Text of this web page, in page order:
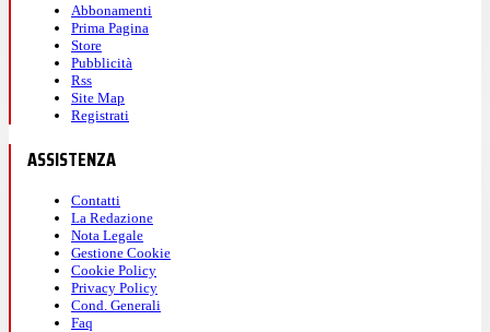
Abbonamenti
Prima Pagina
Store
Pubblicità
Rss
Site Map
Registrati
ASSISTENZA
Contatti
La Redazione
Nota Legale
Gestione Cookie
Cookie Policy
Privacy Policy
Cond. Generali
Faq